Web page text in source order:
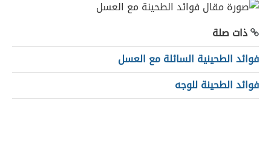
ذات صلة
فوائد الطحينية السائلة مع العسل
فوائد الطحينة للوجه